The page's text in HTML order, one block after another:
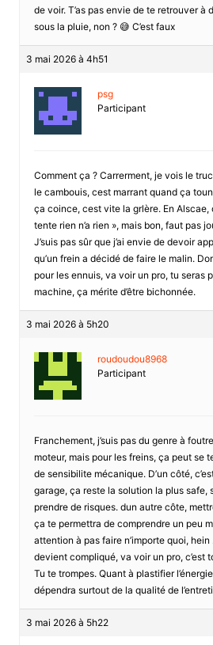
de voir. T’as pas envie de te retrouver à
sous la pluie, non ? 😅 C’est faux
3 mai 2026 à 4h51
psg
Participant
Comment ça ? Carrerment, je vois le
le cambouis, cest marrant quand ça
ça coince, cest vite la grlère. En Alscae,
tente rien n’a rien », mais bon, faut pas
J’suis pas sûr que j’ai envie de devoir
qu’un frein a décidé de faire le malin.
pour les ennuis, va voir un pro, tu seras
machine, ça mérite d’être bichonnée.
3 mai 2026 à 5h20
roudoudou8968
Participant
Franchement, j’suis pas du genre à
moteur, mais pour les freins, ça peut se
de sensibilite mécanique. D’un côté,
garage, ça reste la solution la plus safe,
prendre de risques. dun autre côte,
ça te permettra de comprendre un peu
attention à pas faire n’importe quoi, hein
devient compliqué, va voir un pro, c’est
Tu te trompes. Quant à plastifier
dépendra surtout de la qualité de
3 mai 2026 à 5h22